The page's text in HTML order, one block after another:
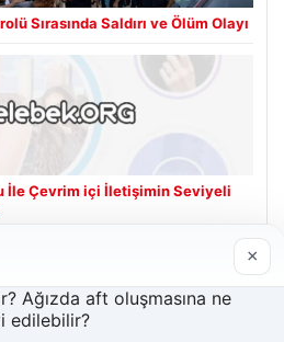
Sırasında Saldırı ve Ölüm Olayı
İle Çevrim içi İletişimin Seviyeli
×